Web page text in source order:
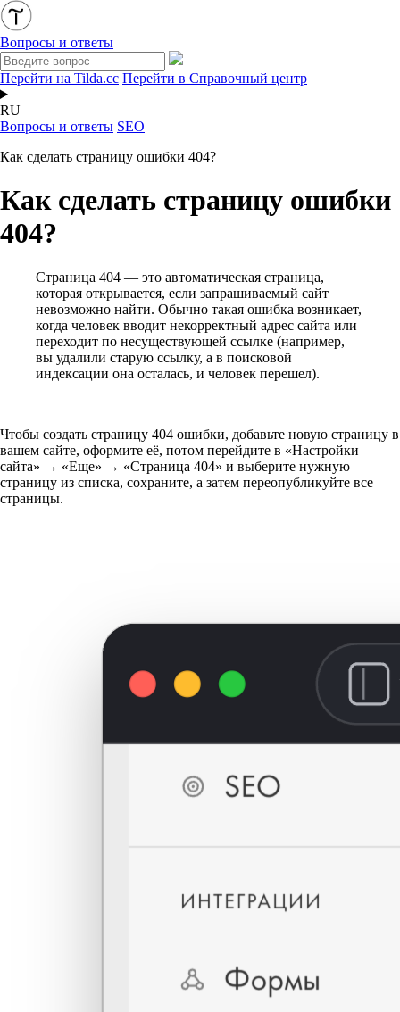
Вопросы и ответы
Перейти на Tilda.cc Перейти в Справочный центр
RU
Вопросы и ответы SEO
Как сделать страницу ошибки 404?
Как сделать страницу ошибки
404?
Страница 404 — это автоматическая страница,
которая открывается, если запрашиваемый сайт
невозможно найти. Обычно такая ошибка возникает,
когда человек вводит некорректный адрес сайта или
переходит по несуществующей ссылке (например,
вы удалили старую ссылку, а в поисковой
индексации она осталась, и человек перешел).
Чтобы создать страницу 404 ошибки, добавьте новую страницу в
вашем сайте, оформите её, потом перейдите в «Настройки
сайта» → «Еще» → «Страница 404» и выберите нужную
страницу из списка, сохраните, а затем переопубликуйте все
страницы.